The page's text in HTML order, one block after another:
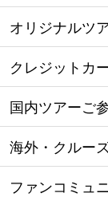
オリジナルツ
クレジットカ
国内ツアーご
海外・クルー
ファンコミュ